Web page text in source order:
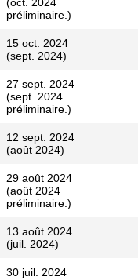
préliminaire.)
15 oct. 2024
(sept. 2024)
27 sept. 2024
(sept. 2024
préliminaire.)
12 sept. 2024
(août 2024)
29 août 2024
(août 2024
préliminaire.)
13 août 2024
(juil. 2024)
30 juil. 2024